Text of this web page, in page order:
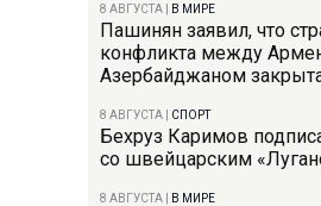
8 АВГУСТА В МИРЕ
Пашинян заявил, что
конфликта между
Азербайджаном
8 АВГУСТА СПОРТ
Бехруз Каримов
со швейцарским
8 АВГУСТА В МИРЕ